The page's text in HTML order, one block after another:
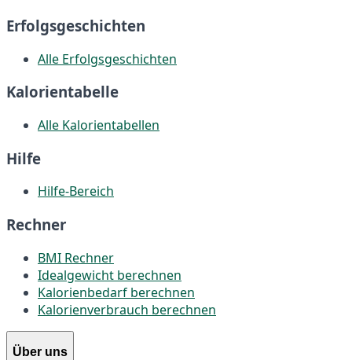
Erfolgsgeschichten
Alle Erfolgsgeschichten
Kalorientabelle
Alle Kalorientabellen
Hilfe
Hilfe-Bereich
Rechner
BMI Rechner
Idealgewicht berechnen
Kalorienbedarf berechnen
Kalorienverbrauch berechnen
Über uns